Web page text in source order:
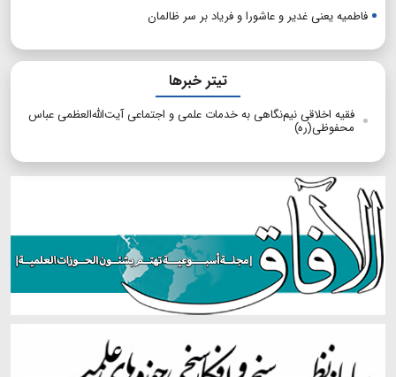
فاطمیه یعنی غدیر و عاشورا و فریاد بر سر ظالمان
تیتر خبرها
فقیه اخلاقی نیم‌نگاهی به خدمات علمی و اجتماعی آیت‌الله‌العظمی عباس
محفوظی(ره)